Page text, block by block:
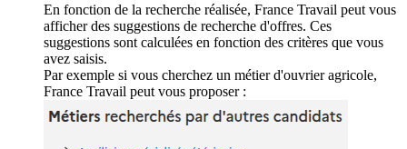
En fonction de la recherche réalisée, France Travail peut vous
afficher des suggestions de recherche d'offres. Ces
suggestions sont calculées en fonction des critères que vous
avez saisis.
Par exemple si vous cherchez un métier d'ouvrier agricole,
France Travail peut vous proposer :